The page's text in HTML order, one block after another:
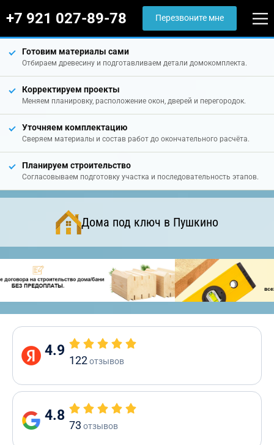
+7 921 027-89-78 Перезвоните мне
Готовим материалы сами
Отбираем древесину и подготавливаем детали домокомплекта.
Корректируем проекты
Меняем планировку, расположение окон, дверей и перегородок.
Уточняем комплектацию
Сверяем материалы и состав работ до окончательного расчёта.
Планируем строительство
Согласовываем подготовку участка и последовательность этапов.
Дома под ключ в Пушкино
4.9
122отзывов
4.8
73 отзывов